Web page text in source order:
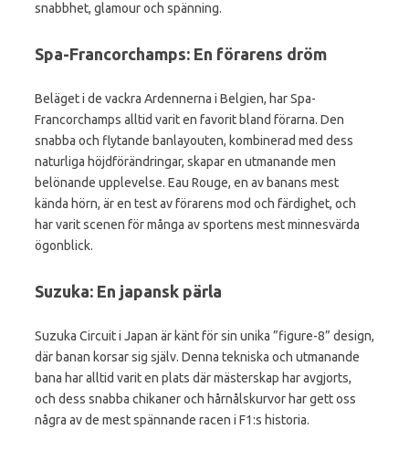
snabbhet, glamour och spänning.
Spa-Francorchamps: En förarens dröm
Beläget i de vackra Ardennerna i Belgien, har Spa-
Francorchamps alltid varit en favorit bland förarna. Den
snabba och flytande banlayouten, kombinerad med dess
naturliga höjdförändringar, skapar en utmanande men
belönande upplevelse. Eau Rouge, en av banans mest
kända hörn, är en test av förarens mod och färdighet, och
har varit scenen för många av sportens mest minnesvärda
ögonblick.
Suzuka: En japansk pärla
Suzuka Circuit i Japan är känt för sin unika ”figure-8” design,
där banan korsar sig själv. Denna tekniska och utmanande
bana har alltid varit en plats där mästerskap har avgjorts,
och dess snabba chikaner och hårnålskurvor har gett oss
några av de mest spännande racen i F1:s historia.